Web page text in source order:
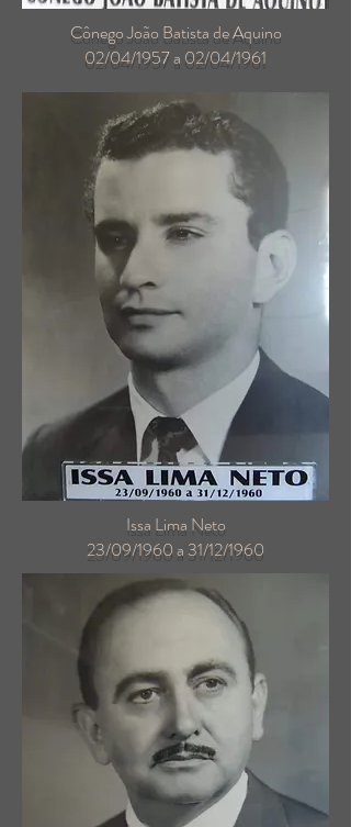
Cônego João Batista de Aquino
02/04/1957 a 02/04/1961
Issa Lima Neto
23/09/1960 a 31/12/1960